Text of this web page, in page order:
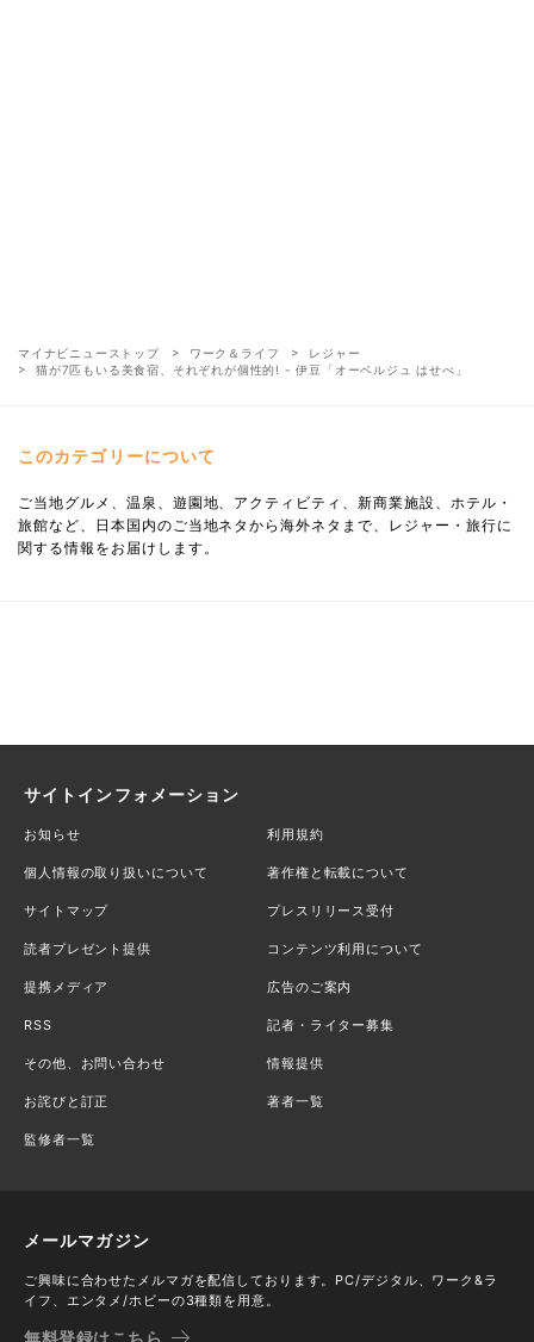
マイナビニューストップ ワーク＆ライフ
レジャー
猫が7匹もいる美食宿、それぞれが個性的! - 伊豆「オーベルジュ はせべ」
このカテゴリーについて
ご当地グルメ、温泉、遊園地、アクティビティ、新商業施設、ホテル・
旅館など、日本国内のご当地ネタから海外ネタまで、レジャー・旅行に
関する情報をお届けします。
サイトインフォメーション
お知らせ 利用規約
個人情報の取り扱いについて 著作権と転載について
サイトマップ プレスリリース受付
読者プレゼント提供 コンテンツ利用について
提携メディア 広告のご案内
RSS 記者・ライター募集
その他、お問い合わせ 情報提供
お詫びと訂正 著者一覧
監修者一覧
メールマガジン
ご興味に合わせたメルマガを配信しております。PC/デジタル、ワーク&ラ
イフ、エンタメ/ホビーの3種類を用意。
無料登録はこちら